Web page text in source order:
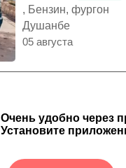
Очень удобно через
Установите
, Бензин, фургон
Душанбе
05 августа
52 000 c. Торг есть
Мошин дар холати
электропакет
Деваштич (Ганчи)